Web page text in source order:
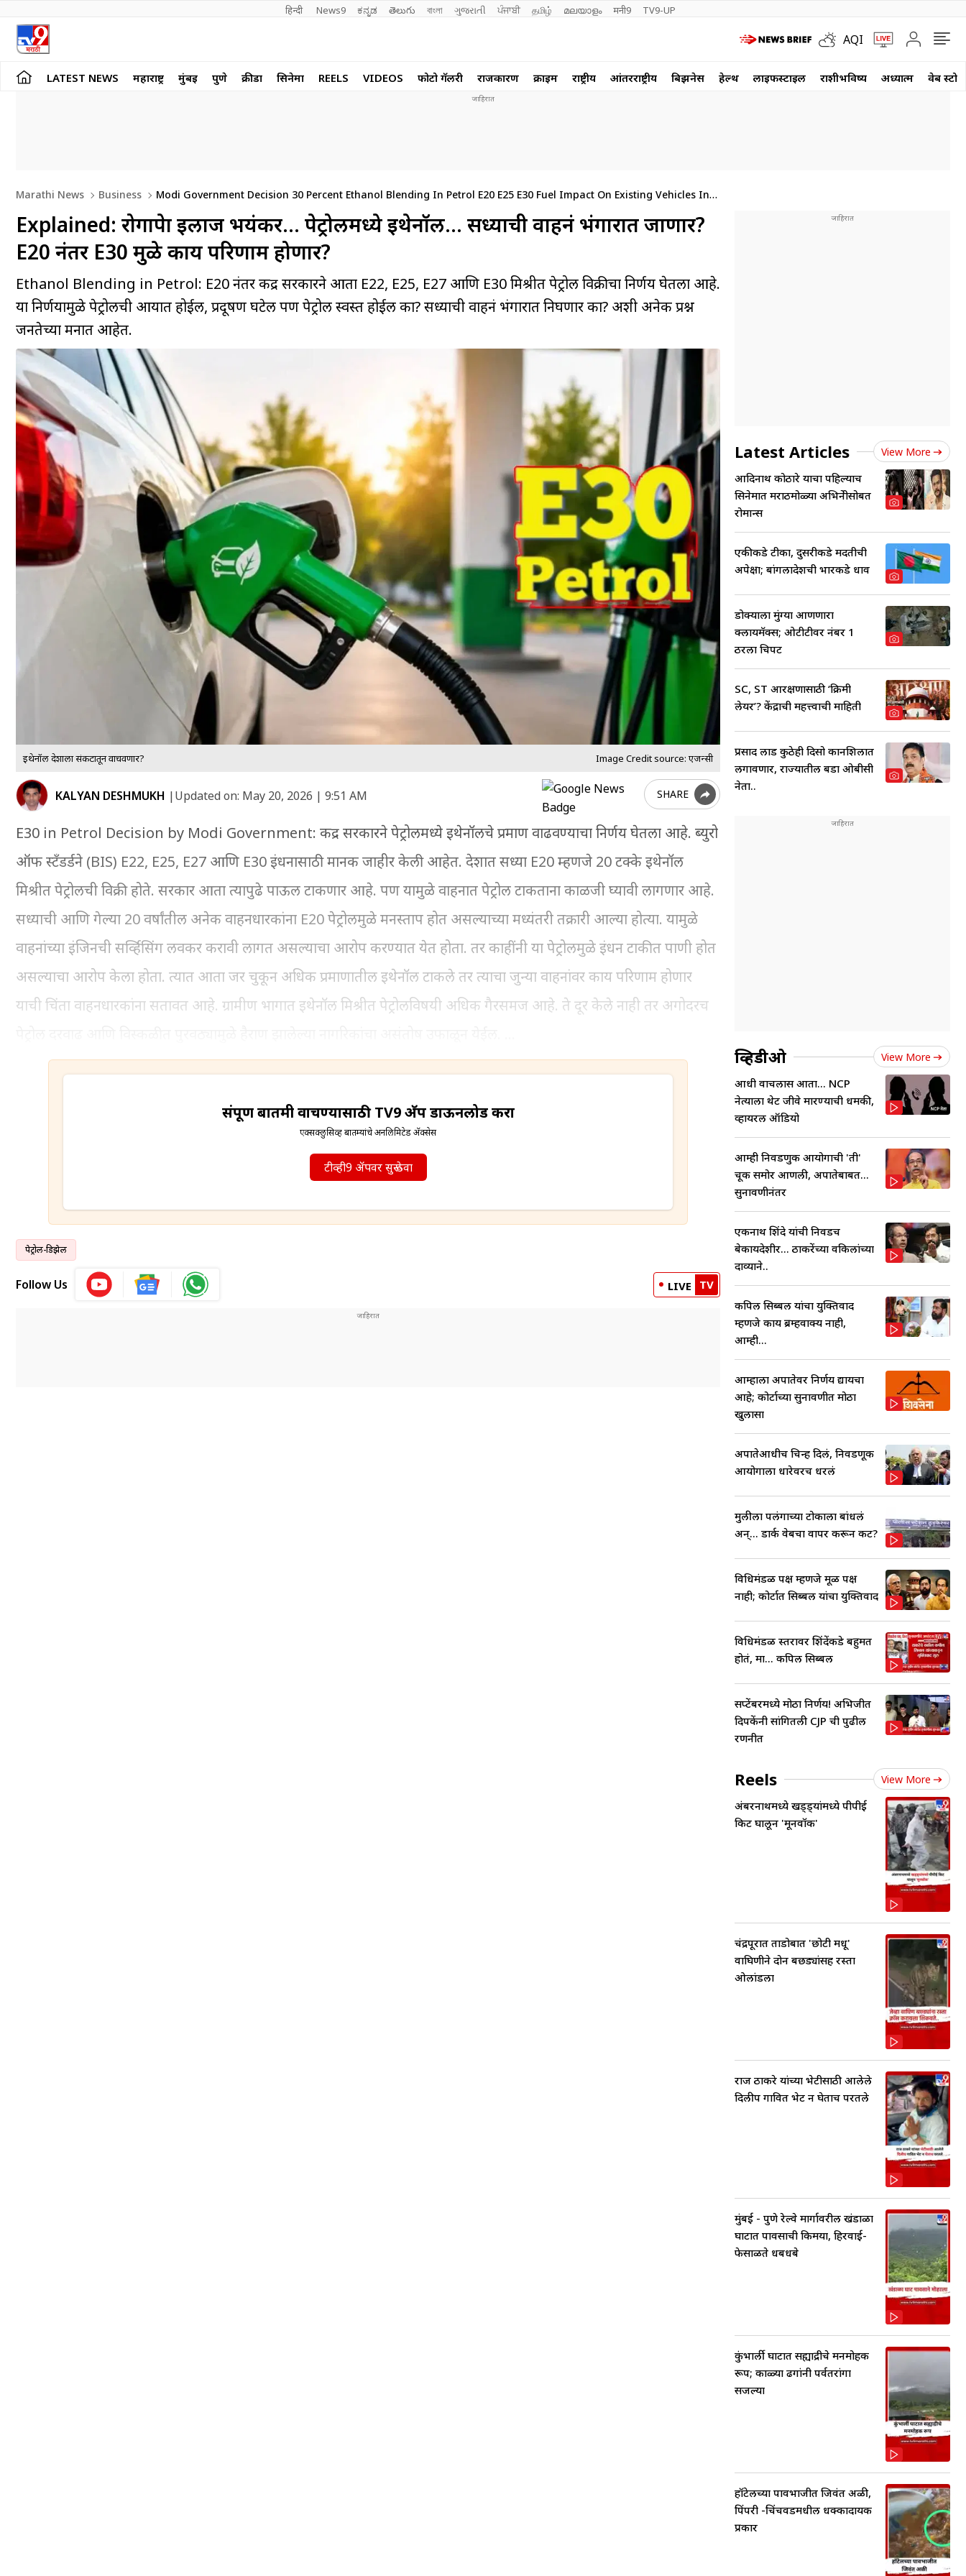
हिन्दी News9 ಕನ್ನಡ తెలుగు বাংলা ગુજરાતી ਪੰਜਾਬੀ தமிழ் മലയാളം मनी9 TV9-UP
AQI
LATEST NEWS महाराष्ट्र मुंबई पुणे क्रीडा सिनेमा REELS VIDEOS फोटो गॅलरी राजकारण क्राईम राष्ट्रीय आंतरराष्ट्रीय बिझनेस हेल्थ लाईफस्टाईल राशीभविष्य अध्यात्म वेब
Marathi News Business
Modi Government Decision 30 Percent Ethanol Blending In Petrol E20 E25 E30 Fuel Impact On Existing Vehicles In
Explained: रोगापेक्षा इलाज भयंकर… पेट्रोलमध्ये इथेनॉल… सध्याची वाहनं भंगारात जाणार?
E20 नंतर E30 मुळे काय परिणाम होणार?
Ethanol Blending in Petrol: E20 नंतर केंद्र सरकारने आता E22, E25, E27 आणि E30 मिश्रीत पेट्रोल विक्रीचा निर्णय घेतला आहे.
या निर्णयामुळे पेट्रोलची आयात होईल, प्रदूषण घटेल पण पेट्रोल स्वस्त होईल का? सध्याची वाहनं भंगारात निघणार का? अशी अनेक प्रश्न
जनतेच्या मनात आहेत.
इथेनॉल देशाला संकटातून वाचवणार? Image Credit source: एजन्सी
KALYAN DESHMUKH |Updated on: May 20, 2026 | 9:51 AM SHARE
E30 in Petrol Decision by Modi Government: केंद्र सरकारने पेट्रोलमध्ये इथेनॉलचे प्रमाण वाढवण्याचा निर्णय घेतला आहे. ब्युरो
ऑफ स्टँडर्डने (BIS) E22, E25, E27 आणि E30 इंधनासाठी मानक जाहीर केली आहेत. देशात सध्या E20 म्हणजे 20 टक्के इथेनॉल
मिश्रीत पेट्रोलची विक्री होते. सरकार आता त्यापुढे पाऊल टाकणार आहे. पण यामुळे वाहनात पेट्रोल टाकताना काळजी घ्यावी लागणार आहे.
सध्याची आणि गेल्या 20 वर्षांतील अनेक वाहनधारकांना E20 पेट्रोलमुळे मनस्ताप होत असल्याच्या मध्यंतरी तक्रारी आल्या होत्या. यामुळे
वाहनांच्या इंजिनची सर्व्हिसिंग लवकर करावी लागत असल्याचा आरोप करण्यात येत होता. तर काहींनी या पेट्रोलमुळे इंधन टाकीत पाणी होत
असल्याचा आरोप केला होता. त्यात आता जर चुकून अधिक प्रमाणातील इथेनॉल टाकले तर त्याचा जुन्या वाहनांवर काय परिणाम होणार
याची चिंता वाहनधारकांना सतावत आहे. ग्रामीण भागात इथेनॉल मिश्रीत पेट्रोलविषयी अधिक गैरसमज आहे. ते दूर केले नाही तर अगोदरच
संपूर्ण बातमी वाचण्यासाठी TV9 अ‍ॅप डाऊनलोड करा
एक्सक्लुसिव्ह बातम्यांचे अनलिमिटेड अ‍ॅक्सेस
टीव्ही9 अ‍ॅपवर सुरू ठेवा
पेट्रोल-डिझेल
Follow Us LIVE TV
Latest Articles View More
आदिनाथ कोठारे याचा पहिल्याच
सिनेमात मराठमोळ्या अभिनेत्रीसोबत
रोमान्स
एकीकडे टीका, दुसरीकडे मदतीची
अपेक्षा; बांगलादेशची भारकडे धाव
डोक्याला मुंग्या आणणारा
क्लायमॅक्स; ओटीटीवर नंबर 1
ठरला चित्रपट
SC, ST आरक्षणासाठी ‘क्रिमी
लेयर’? केंद्राची महत्त्वाची माहिती
प्रसाद लाड कुठेही दिसो कानशिलात
लगावणार, राज्यातील बडा ओबीसी
नेता..
व्हिडीओ View More
आधी वाचलास आता... NCP
नेत्याला थेट जीवे मारण्याची धमकी,
व्हायरल ऑडियो
आम्ही निवडणुक आयोगाची 'ती'
चूक समोर आणली, अपात्रतेबाबत...
सुनावणीनंतर
एकनाथ शिंदे यांची निवडच
बेकायदेशीर... ठाकरेंच्या वकिलांच्या
दाव्याने..
कपिल सिब्बल यांचा युक्तिवाद
म्हणजे काय ब्रम्हवाक्य नाही,
आम्ही...
आम्हाला अपात्रतेवर निर्णय द्यायचा
आहे; कोर्टाच्या सुनावणीत मोठा
खुलासा
अपात्रतेआधीच चिन्ह दिलं, निवडणूक
आयोगाला धारेवरच धरलं
मुलीला पलंगाच्या टोकाला बांधलं
अन्... डार्क वेबचा वापर करून कट?
विधिमंडळ पक्ष म्हणजे मूळ पक्ष
नाही; कोर्टात सिब्बल यांचा युक्तिवाद
विधिमंडळ स्तरावर शिंदेंकडे बहुमत
होतं, मात्र... कपिल सिब्बल
सप्टेंबरमध्ये मोठा निर्णय! अभिजीत
दिपकेंनी सांगितली CJP ची पुढील
रणनीत
Reels View More
अंबरनाथमध्ये खड्ड्यांमध्ये पीपीई
किट घालून 'मूनवॉक'
चंद्रपूरात ताडोबात 'छोटी मधू'
वाघिणीने दोन बछड्यांसह रस्ता
ओलांडला
राज ठाकरे यांच्या भेटीसाठी आलेले
दिलीप गावित भेट न घेताच परतले
मुंबई - पुणे रेल्वे मार्गावरील खंडाळा
घाटात पावसाची किमया, हिरवाई-
फेसाळते धबधबे
कुंभार्ली घाटात सह्याद्रीचे मनमोहक
रूप; काळ्या ढगांनी पर्वतरांगा
सजल्या
हॉटेलच्या पावभाजीत जिवंत अळी,
पिंपरी -चिंचवडमधील धक्कादायक
प्रकार